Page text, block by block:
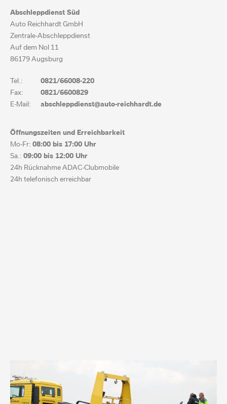
Abschleppdienst Süd
Auto Reichhardt GmbH
Zentrale-Abschleppdienst
Auf dem Nol 11
86179 Augsburg
Tel.:
0821/66008-220
Fax:
0821/6600829
E-Mail:
abschleppdienst@auto-reichhardt.de
Öffnungszeiten und Erreichbarkeit
Mo-Fr:08:00 bis 17:00 Uhr
Sa.:09:00 bis 12:00 Uhr
24h Rücknahme ADAC-Clubmobile
24h telefonisch erreichbar